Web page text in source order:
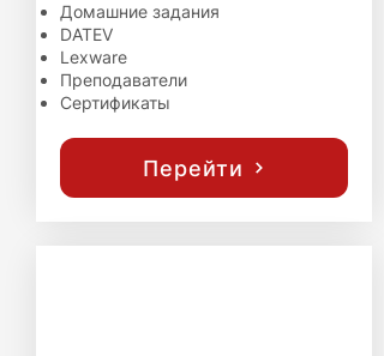
Домашние задания
DATEV
Lexware
Преподаватели
Сертификаты
Перейти